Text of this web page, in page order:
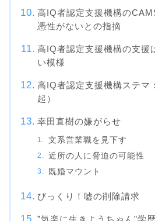
高IQ者認定支援機構の
憑性がないとの指摘
高IQ者認定支援機構の支援
い模様
高IQ者認定支援機構ステマ
起）
幸田直樹の嫌がらせ
文系営業職を見下す
近所の人に脅迫の可能性
既婚マウント
びっくり！嘘の削除請求